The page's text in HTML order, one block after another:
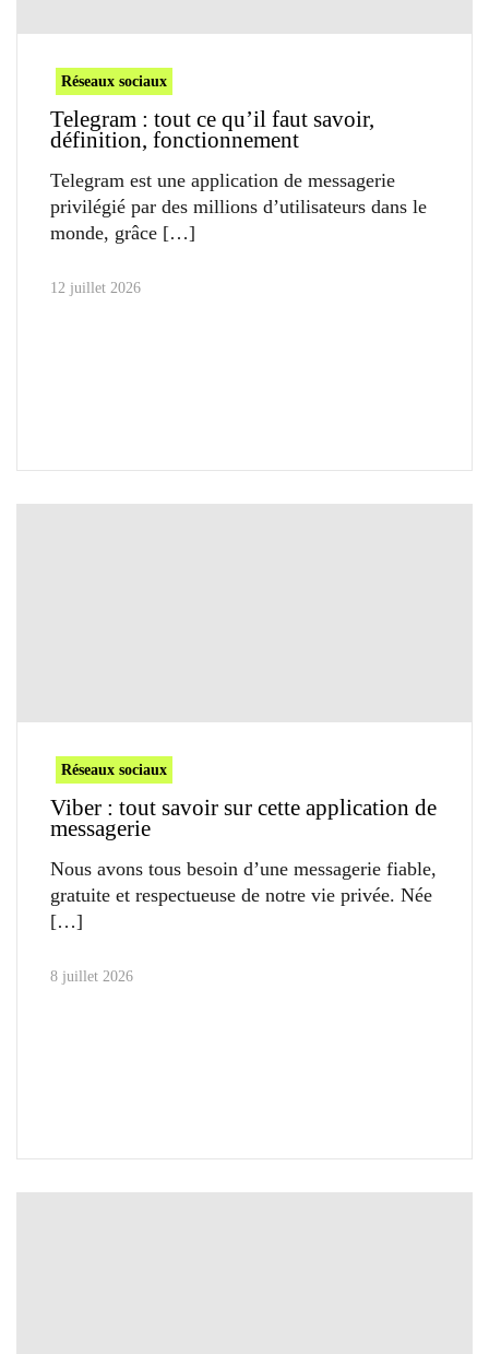
Réseaux sociaux
Telegram : tout ce qu’il faut savoir,
définition, fonctionnement
Telegram est une application de messagerie
privilégié par des millions d’utilisateurs dans le
monde, grâce
12 juillet 2026
Réseaux sociaux
Viber : tout savoir sur cette application de
messagerie
Nous avons tous besoin d’une messagerie fiable,
gratuite et respectueuse de notre vie privée. Née
8 juillet 2026